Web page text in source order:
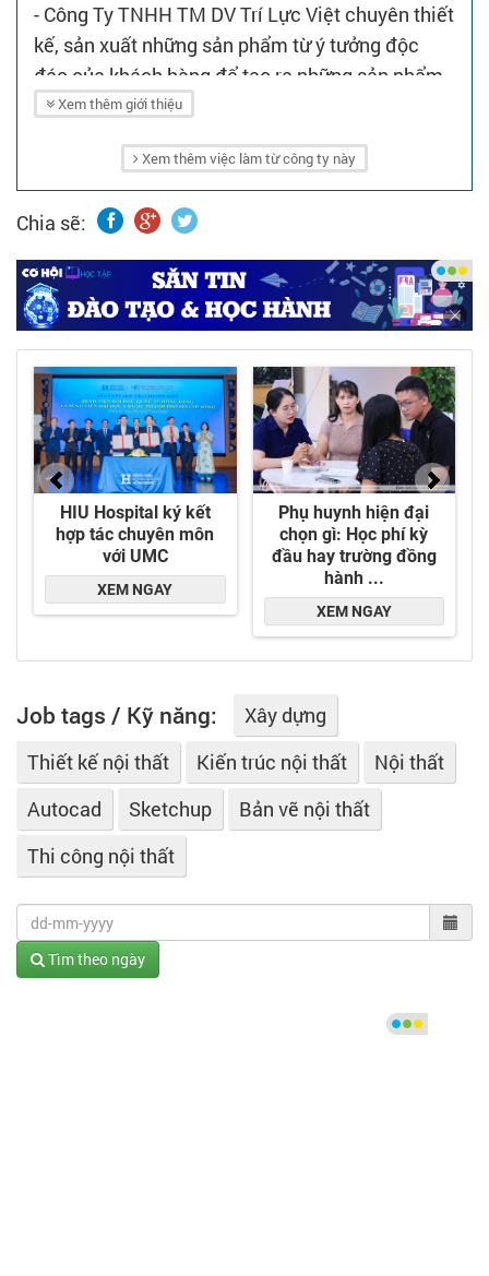
- Công Ty TNHH TM DV Trí Lực Việt chuyên thiết
kế, sản xuất những sản phẩm từ ý tưởng độc
đáo của khách hàng để tạo ra những sản phẩm
với những hình ảnh đẹp độc đáo, thiết kế sang
- Công ty Trí Lực Việt hiện đang cung cấp các
dịch vụ:
+ Thiết kế thi công quảng cáo.
+ Thiết kế thi công nội thất.
+ Thiết kế thi công hội chợ triển lãm.
Xem thêm giới thiệu
Xem thêm việc làm từ công ty này
Chia sẽ:
Job tags / Kỹ năng:
Xây dựng
Thiết kế nội thất
Kiến trúc nội thất
Nội thất
Autocad
Sketchup
Bản vẽ nội thất
Thi công nội thất
Tìm theo ngày